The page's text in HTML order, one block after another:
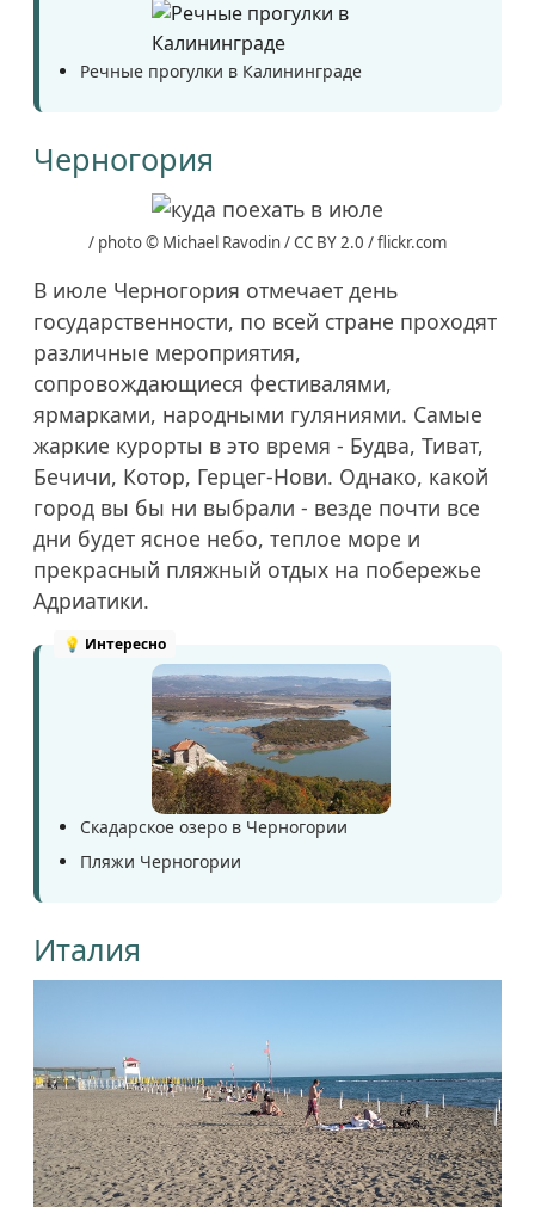
Речные прогулки в Калининграде
Черногория
/ photo © Michael Ravodin / CC BY 2.0 / flickr.com
В июле Черногория отмечает день
государственности, по всей стране проходят
различные мероприятия,
сопровождающиеся фестивалями,
ярмарками, народными гуляниями. Самые
жаркие курорты в это время - Будва, Тиват,
Бечичи, Котор, Герцег-Нови. Однако, какой
город вы бы ни выбрали - везде почти все
дни будет ясное небо, теплое море и
прекрасный пляжный отдых на побережье
Адриатики.
Скадарское озеро в Черногории
Пляжи Черногории
Италия